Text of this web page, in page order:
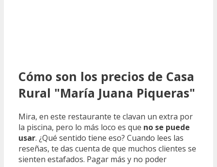
Cómo son los precios de Casa
Rural "María Juana Piqueras"
Mira, en este restaurante te clavan un extra por
la piscina, pero lo más loco es que no se puede
usar. ¿Qué sentido tiene eso? Cuando lees las
reseñas, te das cuenta de que muchos clientes se
sienten estafados. Pagar más y no poder